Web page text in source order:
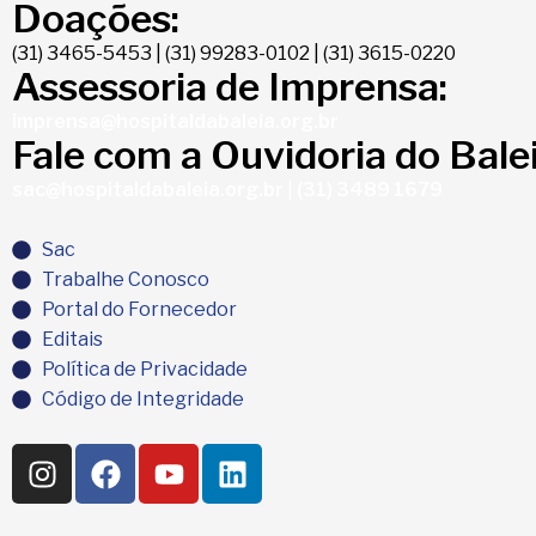
Doações:
(31) 3465-5453 | (31) 99283-0102 | (31) 3615-0220
Assessoria de Imprensa:
Fale com a Ouvidoria do
Sac
Trabalhe Conosco
Portal do Fornecedor
Editais
Política de Privacidade
Código de Integridade